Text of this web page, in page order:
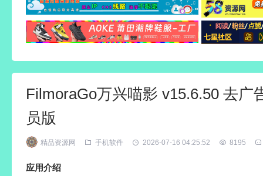
FilmoraGo万兴喵影 v15.6.50 去广
员版
精品资源网 手机软件 2026-07-16 04:25:52 8195
应用介绍